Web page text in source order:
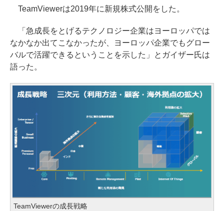
TeamViewerは2019年に新規株式公開をした。
「急成長をとげるテクノロジー企業はヨーロッパでは
なかなか出てこなかったが、ヨーロッパ企業でもグロー
バルで活躍できるということを示した」とガイザー氏は
語った。
TeamViewerの成長戦略